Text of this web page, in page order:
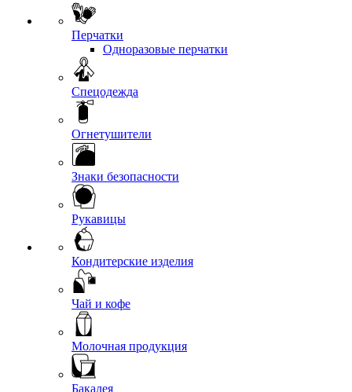
Перчатки
Одноразовые перчатки
Спецодежда
Огнетушители
Знаки безопасности
Рукавицы
Кондитерские изделия
Чай и кофе
Молочная продукция
Бакалея